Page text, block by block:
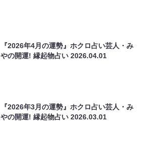
『2026年4月の運勢』ホクロ占い芸人・み
やの開運! 縁起物占い2026.04.01
『2026年3月の運勢』ホクロ占い芸人・み
やの開運! 縁起物占い2026.03.01